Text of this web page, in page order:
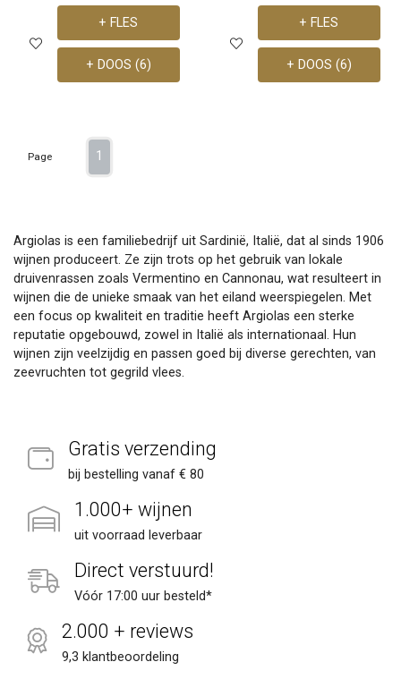
+ FLES
+ DOOS (6)
+ FLES
+ DOOS (6)
Page 1
Argiolas is een familiebedrijf uit Sardinië, Italië, dat al sinds 1906
wijnen produceert. Ze zijn trots op het gebruik van lokale
druivenrassen zoals Vermentino en Cannonau, wat resulteert in
wijnen die de unieke smaak van het eiland weerspiegelen. Met
een focus op kwaliteit en traditie heeft Argiolas een sterke
reputatie opgebouwd, zowel in Italië als internationaal. Hun
wijnen zijn veelzijdig en passen goed bij diverse gerechten, van
zeevruchten tot gegrild vlees.
Gratis verzending
bij bestelling vanaf € 80
1.000+ wijnen
uit voorraad leverbaar
Direct verstuurd!
Vóór 17:00 uur besteld*
2.000 + reviews
9,3 klantbeoordeling